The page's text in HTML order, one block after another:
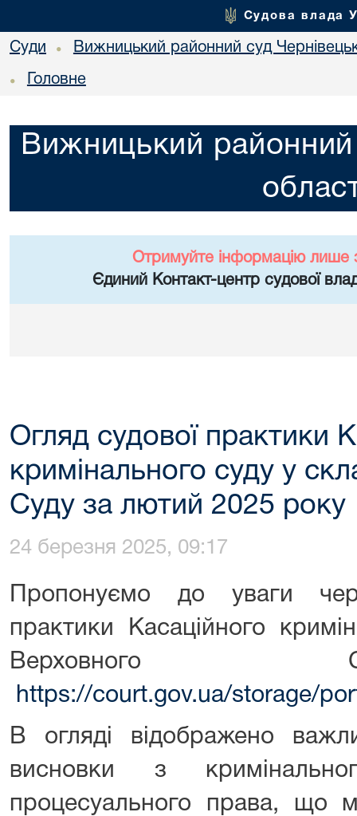
Судова влада
Суди • Вижницький районний суд
• Головне
Вижницький районний
Отримуйте інформацію лише
Єдиний Контакт-центр судової
Огляд судової практики
кримінального суду у
Суду за лютий 2025 року
24 березня 2025, 09:17
Пропонуємо до уваги
практики Касаційного
https://court.gov.ua/storage/
В огляді відображено
висновки з
процесуального права, що